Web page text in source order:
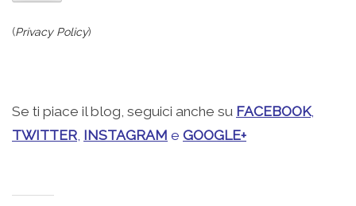
(Privacy Policy)
Se ti piace il blog, seguici anche su FACEBOOK,
TWITTER INSTAGRAM e GOOGLE+